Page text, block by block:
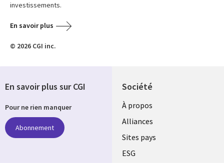
investissements.
En savoir plus
© 2026 CGI inc.
Société
À propos
Alliances
Sites pays
ESG
En savoir plus sur CGI
Pour ne rien manquer
Abonnement